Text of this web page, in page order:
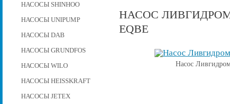
НАСОСЫ SHINHOO
НАСОСЫ UNIPUMP
НАСОСЫ DAB
НАСОСЫ GRUNDFOS
НАСОСЫ WILO
НАСОСЫ HEISSKRAFT
НАСОСЫ JETEX
НАСОС
EQBE
Насос